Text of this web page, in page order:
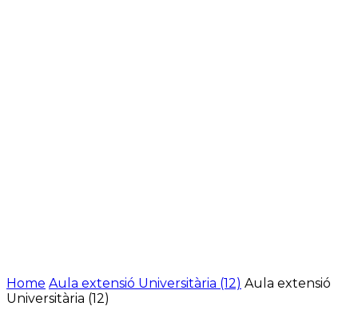
Home Aula extensió Universitària (12) Aula extensió
Universitària (12)